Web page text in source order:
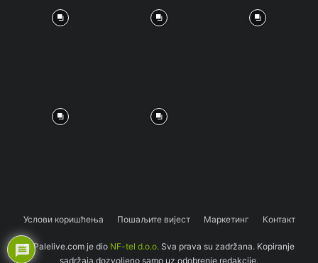
Услови коришћења Пошаљите вијест Маркетинг Контакт
© Palelive.com je dio NF-tel d.o.o. Sva prava su zadržana. Kopiranje
sadržaja dozvoljeno samo uz odobrenje redakcije.